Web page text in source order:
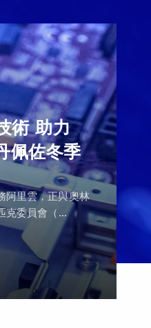
術 助力
佩佐冬季
阿里雲，正與奧林
克委員會（...